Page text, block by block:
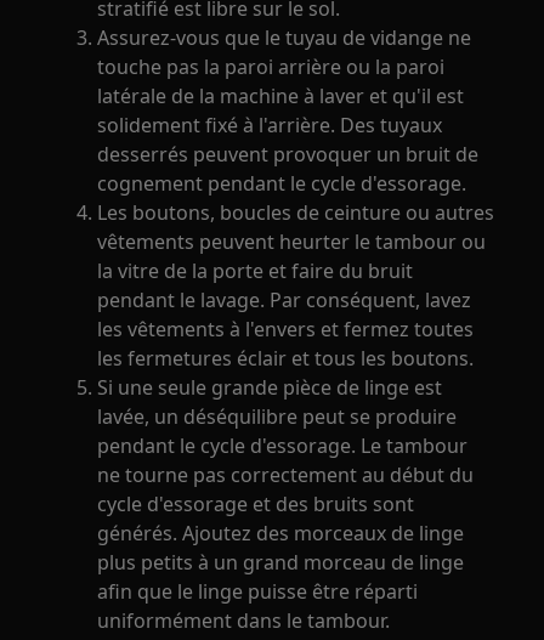
stratifié est libre sur le sol.
Assurez-vous que le tuyau de vidange ne
touche pas la paroi arrière ou la paroi
latérale de la machine à laver et qu'il est
solidement fixé à l'arrière. Des tuyaux
desserrés peuvent provoquer un bruit de
cognement pendant le cycle d'essorage.
Les boutons, boucles de ceinture ou autres
vêtements peuvent heurter le tambour ou
la vitre de la porte et faire du bruit
pendant le lavage. Par conséquent, lavez
les vêtements à l'envers et fermez toutes
les fermetures éclair et tous les boutons.
Si une seule grande pièce de linge est
lavée, un déséquilibre peut se produire
pendant le cycle d'essorage. Le tambour
ne tourne pas correctement au début du
cycle d'essorage et des bruits sont
générés. Ajoutez des morceaux de linge
plus petits à un grand morceau de linge
afin que le linge puisse être réparti
uniformément dans le tambour.